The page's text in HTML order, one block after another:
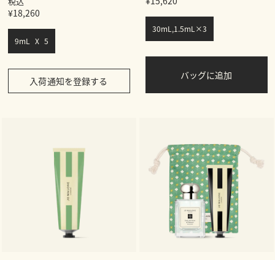
¥18,260
9mL X 5
入荷通知を登録する
30mL,1.5mL×3
バッグに追加